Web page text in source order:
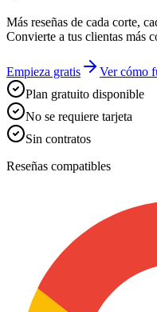
Más reseñas de cada corte,
Convierte a tus clientas más
Empieza gratis
Ver cómo
Plan gratuito disponible
No se requiere tarjeta
Sin contratos
Reseñas compatibles